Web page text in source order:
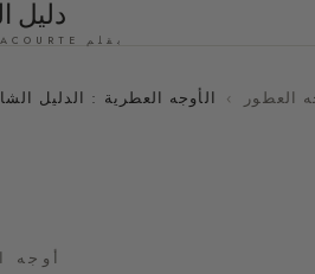
دليل
بقلم SYLVAINE DELACOURTE
العطور › الأوجه العطرية : الدليل
أوجه